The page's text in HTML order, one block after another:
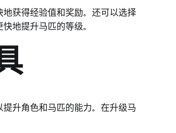
获得经验值和奖励。还可以选择
地提升马匹的等级。
升角色和马匹的能力。在升级马